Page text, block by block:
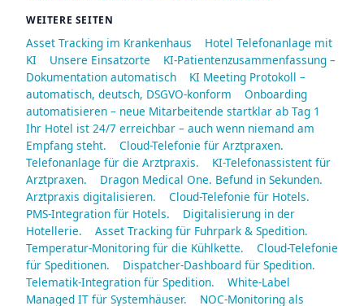
WEITERE SEITEN
Asset Tracking im Krankenhaus
Hotel Telefonanlage mit
KI
Unsere Einsatzorte
KI-Patientenzusammenfassung –
Dokumentation automatisch
KI Meeting Protokoll –
automatisch, deutsch, DSGVO-konform
Onboarding
automatisieren – neue Mitarbeitende startklar ab Tag 1
Ihr Hotel ist 24/7 erreichbar – auch wenn niemand am
Empfang steht.
Cloud-Telefonie für Arztpraxen.
Telefonanlage für die Arztpraxis.
KI-Telefonassistent für
Arztpraxen.
Dragon Medical One. Befund in Sekunden.
Arztpraxis digitalisieren.
Cloud-Telefonie für Hotels.
PMS-Integration für Hotels.
Digitalisierung in der
Hotellerie.
Asset Tracking für Fuhrpark & Spedition.
Temperatur-Monitoring für die Kühlkette.
Cloud-Telefonie
für Speditionen.
Dispatcher-Dashboard für Spedition.
Telematik-Integration für Spedition.
White-Label
Managed IT für Systemhäuser.
NOC-Monitoring als